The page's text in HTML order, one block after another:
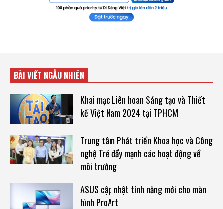
BÀI VIẾT NGẪU NHIÊN
Khai mạc Liên hoan Sáng tạo và Thiết
kế Việt Nam 2024 tại TPHCM
Trung tâm Phát triển Khoa học và Công
nghệ Trẻ đẩy mạnh các hoạt động về
môi trường
ASUS cập nhật tính năng mới cho màn
hình ProArt